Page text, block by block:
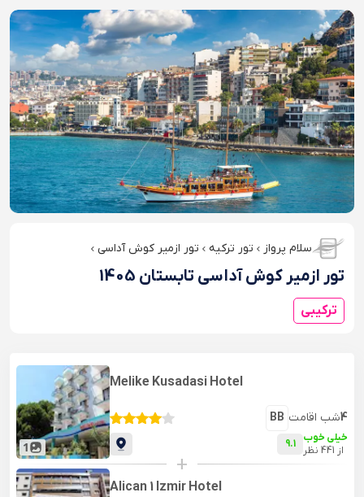
سلام پرواز تور ترکیه تور ازمیر کوش آداسی
تور ازمیر کوش آداسی تابستان 1405
ترکیبی
1
Melike Kusadasi Hotel
BB شب اقامت4
9.1
خیلی خوب
از 441 نظر
+
Alican 1 Izmir Hotel